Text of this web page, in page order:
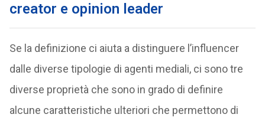
creator e opinion leader
Se la definizione ci aiuta a distinguere l’influencer
dalle diverse tipologie di agenti mediali, ci sono tre
diverse proprietà che sono in grado di definire
alcune caratteristiche ulteriori che permettono di